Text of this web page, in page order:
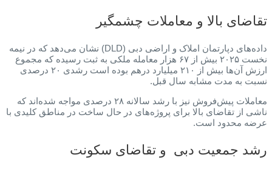
تقاضای بالا و معاملات چشمگیر
داده‌های دپارتمان املاک و اراضی دبی (DLD) نشان می‌دهد که در نیمه
نخست ۲۰۲۵ بیش از ۶۷ هزار معامله ملکی به ثبت رسیده که مجموع
ارزش آن‌ها بیش از ۲۱۰ میلیارد درهم بوده است رشدی ۲۰ درصدی
نسبت به مدت مشابه سال قبل.
معاملات پیش‌فروش نیز با رشد سالانه ۲۸ درصدی مواجه شده‌اند که
ناشی از تقاضای بالا برای پروژه‌های در حال ساخت در مناطق کلیدی با
عرضه محدود است.
رشد جمعیت دبی و تقاضای سکونت